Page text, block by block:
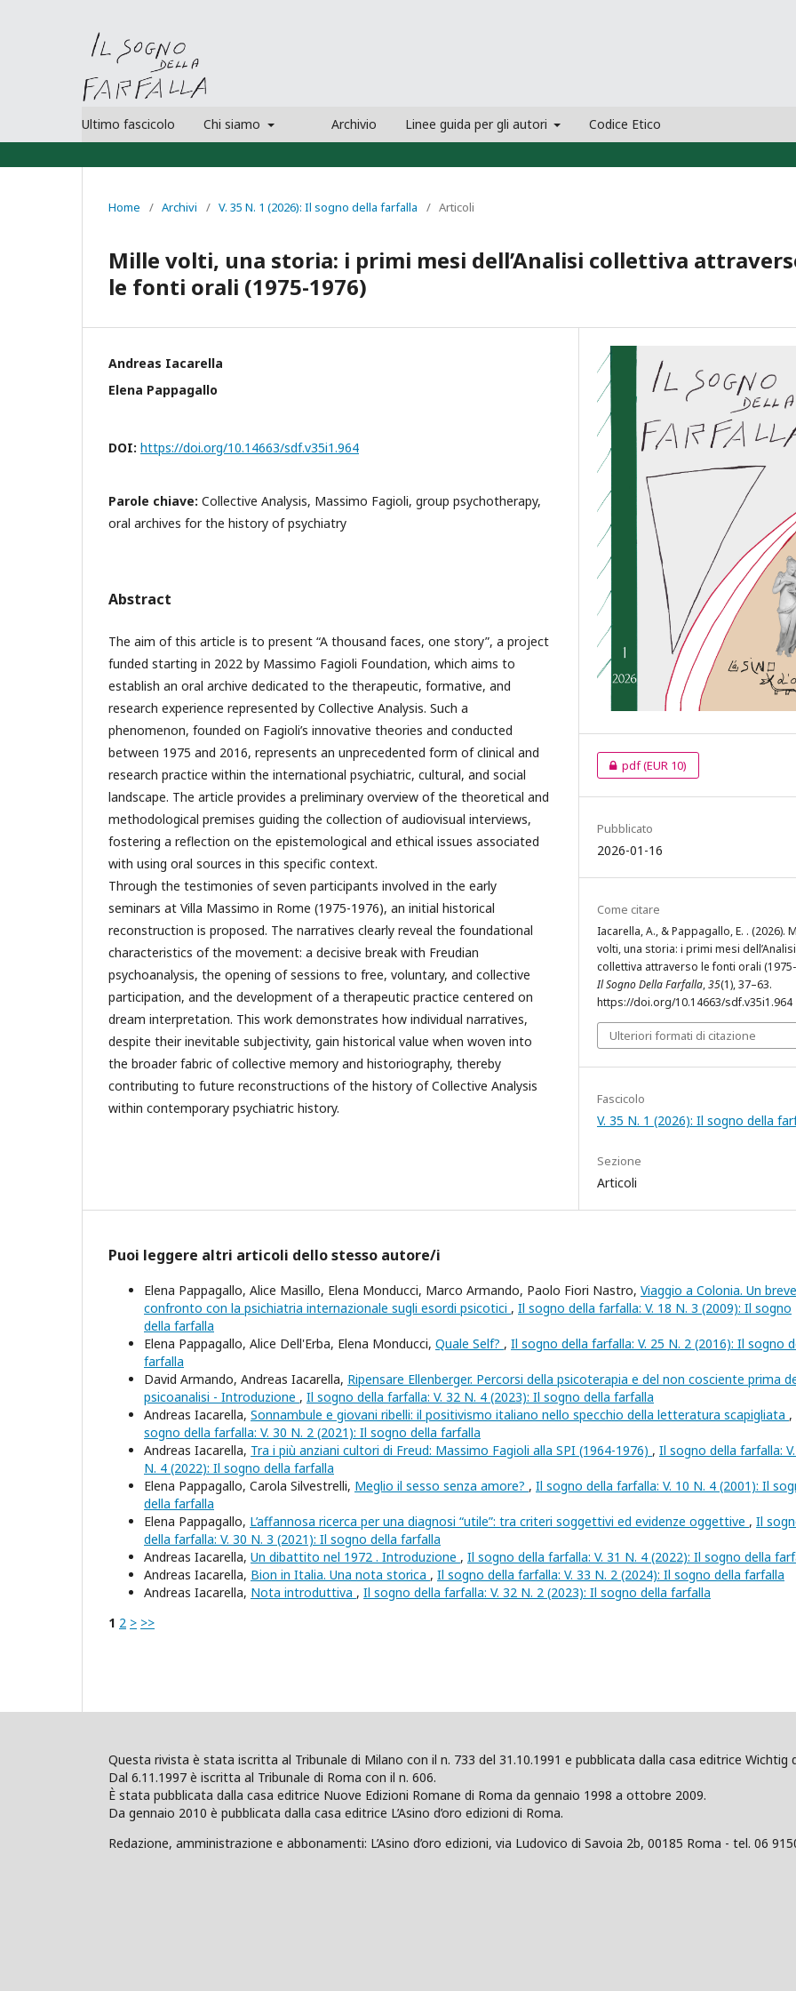
Ultimo fascicolo Chi siamo Archivio Linee guida per gli autori Codice Etico
Home / Archivi / V. 35 N. 1 (2026): Il sogno della farfalla / Articoli
Mille volti, una storia: i primi mesi dell’Analisi collettiva
le fonti orali (1975-1976)
Andreas Iacarella
Elena Pappagallo
DOI: https://doi.org/10.14663/sdf.v35i1.964
Parole chiave: Collective Analysis, Massimo Fagioli, group psychotherapy,
oral archives for the history of psychiatry
Abstract
The aim of this article is to present “A thousand faces, one story”, a project
funded starting in 2022 by Massimo Fagioli Foundation, which aims to
establish an oral archive dedicated to the therapeutic, formative, and
research experience represented by Collective Analysis. Such a
phenomenon, founded on Fagioli’s innovative theories and conducted
between 1975 and 2016, represents an unprecedented form of clinical and
research practice within the international psychiatric, cultural, and social
landscape. The article provides a preliminary overview of the theoretical and
methodological premises guiding the collection of audiovisual interviews,
fostering a reflection on the epistemological and ethical issues associated
with using oral sources in this specific context.
Through the testimonies of seven participants involved in the early
seminars at Villa Massimo in Rome (1975-1976), an initial historical
reconstruction is proposed. The narratives clearly reveal the foundational
characteristics of the movement: a decisive break with Freudian
psychoanalysis, the opening of sessions to free, voluntary, and collective
participation, and the development of a therapeutic practice centered on
dream interpretation. This work demonstrates how individual narratives,
despite their inevitable subjectivity, gain historical value when woven into
the broader fabric of collective memory and historiography, thereby
contributing to future reconstructions of the history of Collective Analysis
within contemporary psychiatric history.
pdf(EUR 10)
Pubblicato
2026-01-16
Come citare
Iacarella, A., & Pappagallo, E. . (2026).
volti, una storia: i primi mesi dell’Analisi
collettiva attraverso le fonti orali (1975-
Il Sogno Della Farfalla,35(1), 37–63.
https://doi.org/10.14663/sdf.v35i1.964
Ulteriori formati di citazione
Fascicolo
V. 35 N. 1 (2026): Il sogno della
Sezione
Articoli
Puoi leggere altri articoli dello stesso autore/i
Elena Pappagallo, Alice Masillo, Elena Monducci, Marco Armando, Paolo Fiori Nastro, Viaggio a Colonia. Un breve
confronto con la psichiatria internazionale sugli esordi psicotici , Il sogno della farfalla: V. 18 N. 3 (2009): Il sogno
della farfalla
Elena Pappagallo, Alice Dell'Erba, Elena Monducci, Quale Self? , Il sogno della farfalla: V. 25 N. 2 (2016): Il sogno
farfalla
David Armando, Andreas Iacarella, Ripensare Ellenberger. Percorsi della psicoterapia e del non cosciente prima
psicoanalisi - Introduzione , Il sogno della farfalla: V. 32 N. 4 (2023): Il sogno della farfalla
Andreas Iacarella, Sonnambule e giovani ribelli: il positivismo italiano nello specchio della letteratura scapigliata ,
sogno della farfalla: V. 30 N. 2 (2021): Il sogno della farfalla
Andreas Iacarella, Tra i più anziani cultori di Freud: Massimo Fagioli alla SPI (1964-1976) , Il sogno della farfalla: V.
N. 4 (2022): Il sogno della farfalla
Elena Pappagallo, Carola Silvestrelli, Meglio il sesso senza amore? , Il sogno della farfalla: V. 10 N. 4 (2001): Il
della farfalla
Elena Pappagallo, L’affannosa ricerca per una diagnosi “utile”: tra criteri soggettivi ed evidenze oggettive , Il
della farfalla: V. 30 N. 3 (2021): Il sogno della farfalla
Andreas Iacarella, Un dibattito nel 1972 . Introduzione , Il sogno della farfalla: V. 31 N. 4 (2022): Il sogno della
Andreas Iacarella, Bion in Italia. Una nota storica , Il sogno della farfalla: V. 33 N. 2 (2024): Il sogno della farfalla
Andreas Iacarella, Nota introduttiva , Il sogno della farfalla: V. 32 N. 2 (2023): Il sogno della farfalla
1 2 > >>
Questa rivista è stata iscritta al Tribunale di Milano con il n. 733 del 31.10.1991 e pubblicata dalla casa editrice
Dal 6.11.1997 è iscritta al Tribunale di Roma con il n. 606.
È stata pubblicata dalla casa editrice Nuove Edizioni Romane di Roma da gennaio 1998 a ottobre 2009.
Da gennaio 2010 è pubblicata dalla casa editrice L’Asino d’oro edizioni di Roma.
Redazione, amministrazione e abbonamenti: L’Asino d’oro edizioni, via Ludovico di Savoia 2b, 00185 Roma - tel. 06